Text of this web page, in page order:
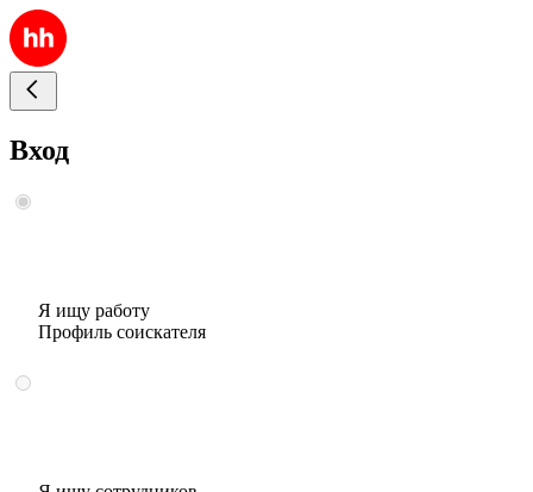
Вход
Я ищу работу
Профиль соискателя